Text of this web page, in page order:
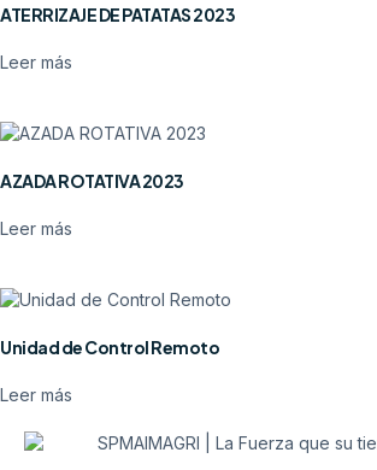
ATERRIZAJE DE PATATAS 2023
Leer más
AZADA ROTATIVA 2023
Leer más
Unidad de Control Remoto
Leer más